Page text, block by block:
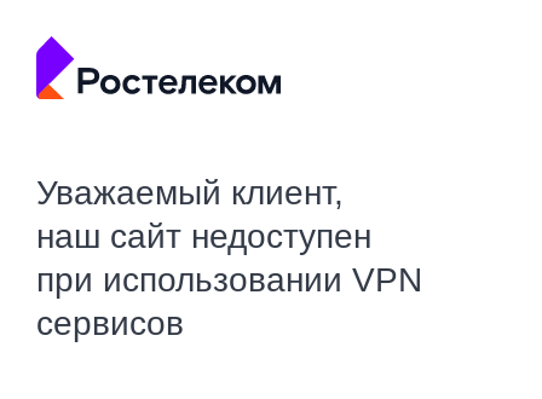
Уважаемый клиент,
наш сайт недоступен
при использовании VPN
сервисов